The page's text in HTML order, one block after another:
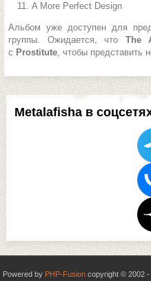
Metalafisha в
A More Perfect Design
Альбом уже доступен для
группы. Ожидается, что The
с Prostitute, чтобы представить
Powered by PHP-Fusion copyright © 2002 -